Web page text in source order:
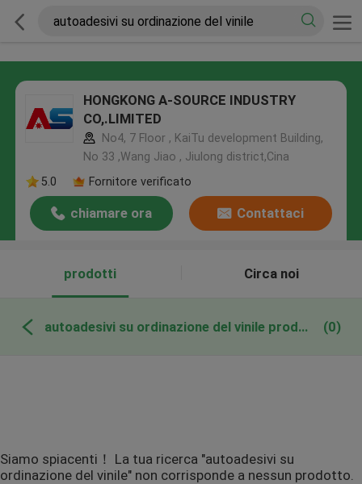
HONGKONG A-SOURCE INDUSTRY
CO,.LIMITED
No4, 7 Floor , KaiTu development Building,
No 33 ,Wang Jiao , Jiulong district,Cina
5.0
Fornitore verificato
chiamare ora Contattaci
prodotti Circa noi
autoadesivi su ordinazione del vinile produzione online (0)
Siamo spiacenti！ La tua ricerca "autoadesivi su
ordinazione del vinile" non corrisponde a nessun prodotto.